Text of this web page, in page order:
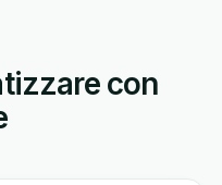
con